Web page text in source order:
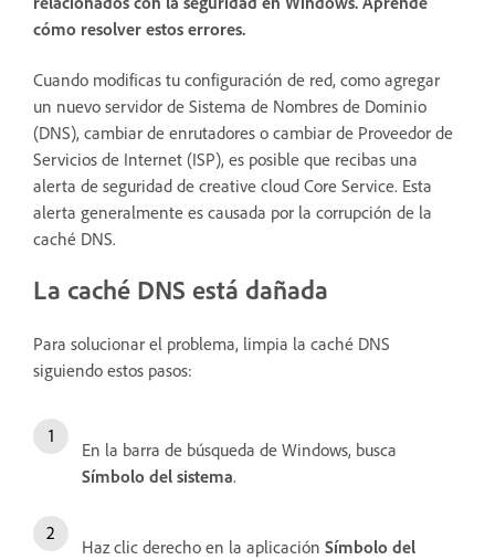
cómo resolver estos errores.
Cuando modificas tu configuración de red, como agregar
un nuevo servidor de Sistema de Nombres de Dominio
(DNS), cambiar de enrutadores o cambiar de Proveedor de
Servicios de Internet (ISP), es posible que recibas una
alerta de seguridad de creative cloud Core Service. Esta
alerta generalmente es causada por la corrupción de la
caché DNS.
La caché DNS está dañada
Para solucionar el problema, limpia la caché DNS
siguiendo estos pasos:
En la barra de búsqueda de Windows, busca
Símbolo del sistema.
Haz clic derecho en la aplicación Símbolo del